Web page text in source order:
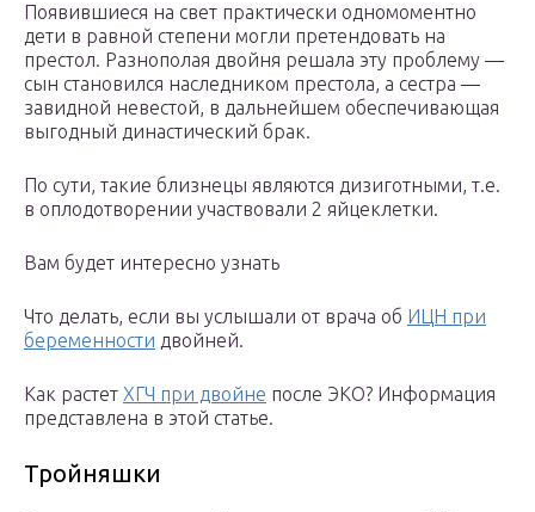
Появившиеся на свет практически одномоментно
дети в равной степени могли претендовать на
престол. Разнополая двойня решала эту проблему —
сын становился наследником престола, а сестра —
завидной невестой, в дальнейшем обеспечивающая
выгодный династический брак.
По сути, такие близнецы являются дизиготными, т.е.
в оплодотворении участвовали 2 яйцеклетки.
Вам будет интересно узнать
Что делать, если вы услышали от врача об ИЦН при
беременности двойней.
Как растет ХГЧ при двойне после ЭКО? Информация
представлена в этой статье.
Тройняшки